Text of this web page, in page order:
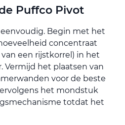
Puffco Pivot
Begin met het
concentraat
een rijstkorrel) in het
Vermijd het plaatsen van
voor de beste
het mondstuk
totdat het